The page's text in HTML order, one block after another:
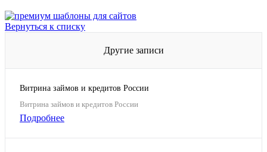
Вернуться к списку
Другие записи
Витрина займов и кредитов России
Витрина займов и кредитов России
Подробнее